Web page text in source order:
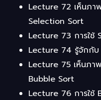
Lecture 72 เห็นภา
Selection Sort
Lecture 73 การใช้
Lecture 74 รู้จักกั
Lecture 75 เห็นภา
Bubble Sort
Lecture 76 การใช้